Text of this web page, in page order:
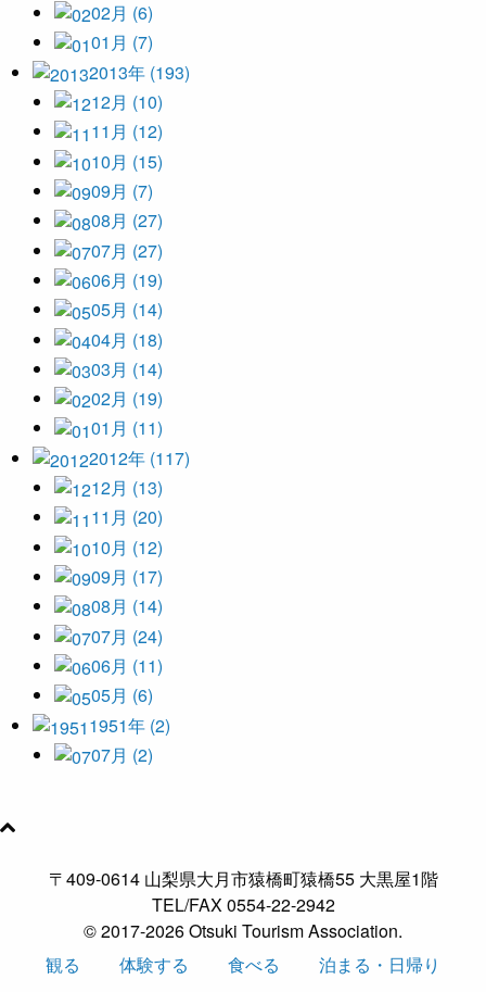
02月 (6)
01月 (7)
2013年 (193)
12月 (10)
11月 (12)
10月 (15)
09月 (7)
08月 (27)
07月 (27)
06月 (19)
05月 (14)
04月 (18)
03月 (14)
02月 (19)
01月 (11)
2012年 (117)
12月 (13)
11月 (20)
10月 (12)
09月 (17)
08月 (14)
07月 (24)
06月 (11)
05月 (6)
1951年 (2)
07月 (2)
〒409-0614 山梨県大月市猿橋町猿橋55 大黒屋1階
TEL/FAX 0554-22-2942
© 2017-2026 Otsuki Tourism Association.
観る
体験する 食べる 泊まる・日帰り